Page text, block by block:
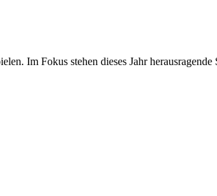
Im Fokus stehen dieses Jahr herausragende